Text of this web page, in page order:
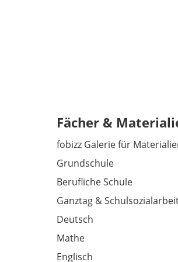
Fächer &
fobizz Galerie für
Grundschule
Berufliche Schule
Ganztag &
Deutsch
Mathe
Englisch